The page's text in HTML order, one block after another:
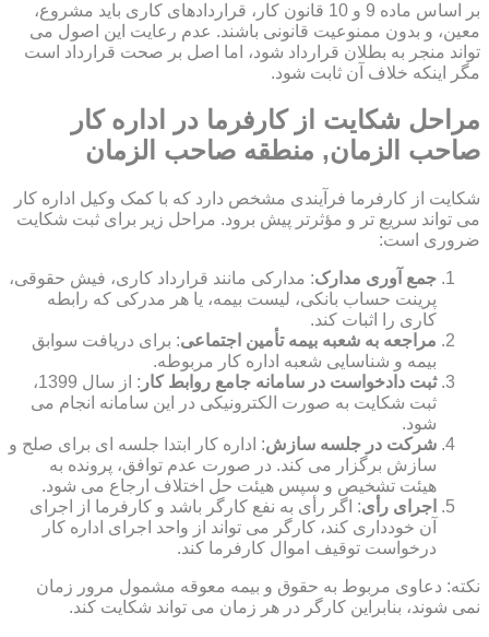
بر اساس ماده 9 و 10 قانون کار، قراردادهای کاری باید مشروع،
معین، و بدون ممنوعیت قانونی باشند. عدم رعایت این اصول می
تواند منجر به بطلان قرارداد شود، اما اصل بر صحت قرارداد است
مگر اینکه خلاف آن ثابت شود.
مراحل شکایت از کارفرما در اداره کار
صاحب الزمان, منطقه صاحب الزمان
شکایت از کارفرما فرآیندی مشخص دارد که با کمک وکیل اداره کار
می تواند سریع تر و مؤثرتر پیش برود. مراحل زیر برای ثبت شکایت
ضروری است:
جمع آوری مدارک: مدارکی مانند قرارداد کاری، فیش حقوقی،
پرینت حساب بانکی، لیست بیمه، یا هر مدرکی که رابطه
کاری را اثبات کند.
مراجعه به شعبه بیمه تأمین اجتماعی: برای دریافت سوابق
بیمه و شناسایی شعبه اداره کار مربوطه.
ثبت دادخواست در سامانه جامع روابط کار
: از سال 1399،
ثبت شکایت به صورت الکترونیکی در این سامانه انجام می
شود.
شرکت در جلسه سازش: اداره کار ابتدا جلسه ای برای صلح و
سازش برگزار می کند. در صورت عدم توافق، پرونده به
هیئت تشخیص و سپس هیئت حل اختلاف ارجاع می شود.
اجرای رأی: اگر رأی به نفع کارگر باشد و کارفرما از اجرای
آن خودداری کند، کارگر می تواند از واحد اجرای اداره کار
درخواست توقیف اموال کارفرما کند.
نکته: دعاوی مربوط به حقوق و بیمه معوقه مشمول مرور زمان
نمی شوند، بنابراین کارگر در هر زمان می تواند شکایت کند.